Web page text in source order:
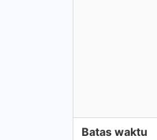
Batas waktu